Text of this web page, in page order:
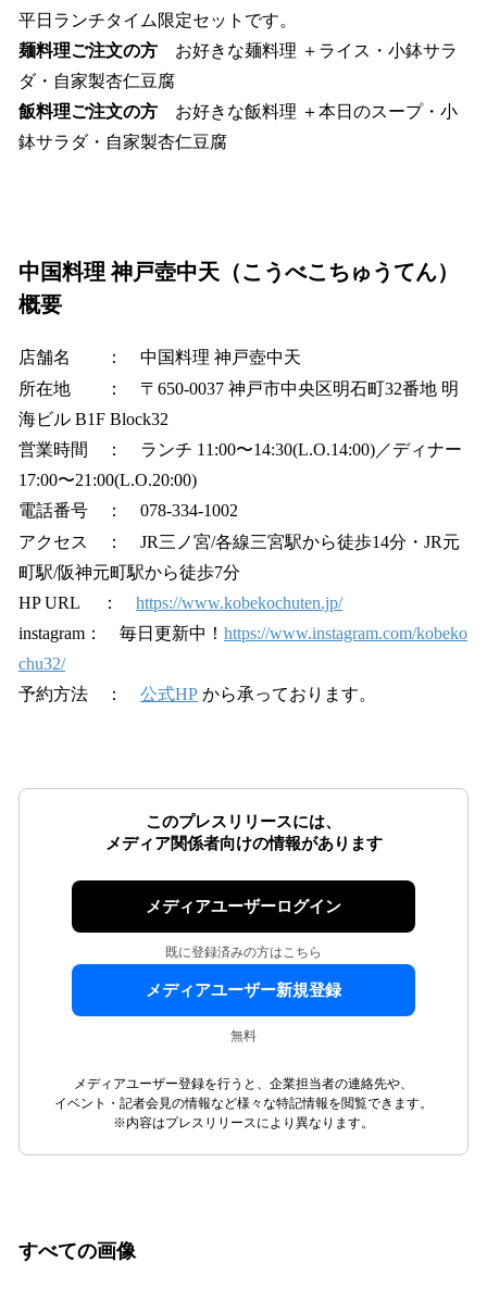
平日ランチタイム限定セットです。
麺料理ご注文の方 お好きな麺料理 ＋ライス・小鉢サラ
ダ・自家製杏仁豆腐
飯料理ご注文の方 お好きな飯料理 ＋本日のスープ・小
鉢サラダ・自家製杏仁豆腐
中国料理 神戸壺中天（こうべこちゅうてん）
概要
店舗名 ： 中国料理 神戸壺中天
所在地 ： 〒650-0037 神戸市中央区明石町32番地 明
海ビル B1F Block32
営業時間 ： ランチ 11:00〜14:30(L.O.14:00)／ディナー
17:00〜21:00(L.O.20:00)
電話番号 ： 078-334-1002
アクセス ： JR三ノ宮/各線三宮駅から徒歩14分・JR元
町駅/阪神元町駅から徒歩7分
HP URL ： https://www.kobekochuten.jp/
instagram： 毎日更新中！ https://www.instagram.com/kobeko
chu32/
予約方法 ： 公式HP から承っております。
このプレスリリースには、
メディア関係者向けの情報があります
メディアユーザーログイン
既に登録済みの方はこちら
メディアユーザー新規登録
無料
メディアユーザー登録を行うと、企業担当者の連絡先や、
イベント・記者会見の情報など様々な特記情報を閲覧できます。
※内容はプレスリリースにより異なります。
すべての画像